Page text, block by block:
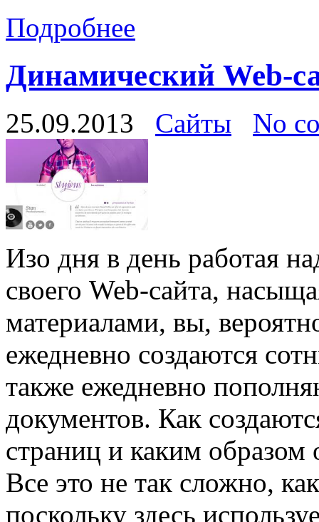
Подробнее
Динамический Web-
25.09.2013 Сайты No
Изо дня в день работая
своего Web-сайта,
материалами, вы,
ежедневно создаются
также ежедневно
документов. Как
страниц и каким образом
Все это не так сложно,
поскольку здесь